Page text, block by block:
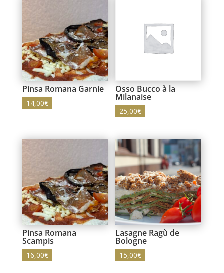
Pinsa Romana Garnie
14,00€
Osso Bucco à la
Milanaise
25,00€
Pinsa Romana
Scampis
16,00€
Lasagne Ragù de
Bologne
15,00€